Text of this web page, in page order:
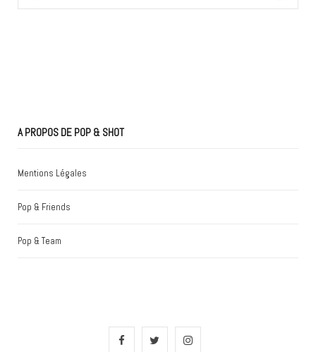
for:
A PROPOS DE POP & SHOT
Mentions Légales
Pop & Friends
Pop & Team
F I